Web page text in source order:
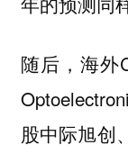
随后，海外
股中际旭创